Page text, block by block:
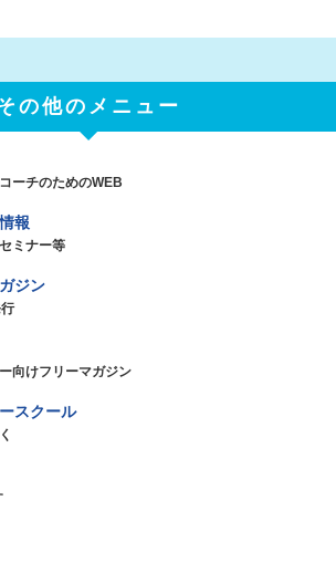
の他のメニュー
ーチのためのWEB
報
ミナー等
ジン
向けフリーマガジン
スクール